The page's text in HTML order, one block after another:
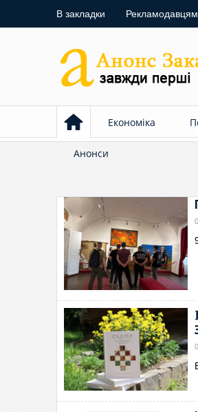
В закладки Рекламодавцям
Економіка
Анонси